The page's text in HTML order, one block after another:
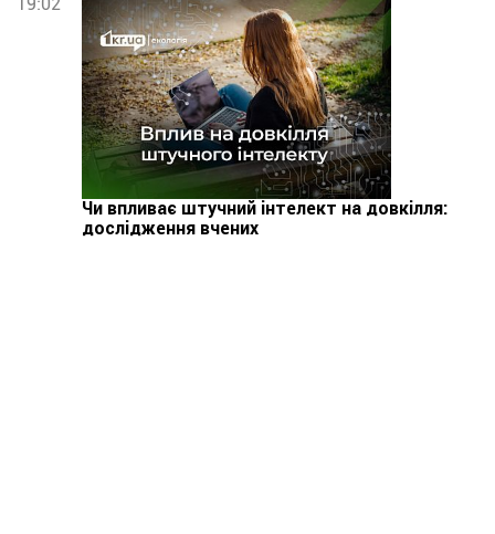
Чи впливає штучний інтелект на довкілля:
дослідження вчених